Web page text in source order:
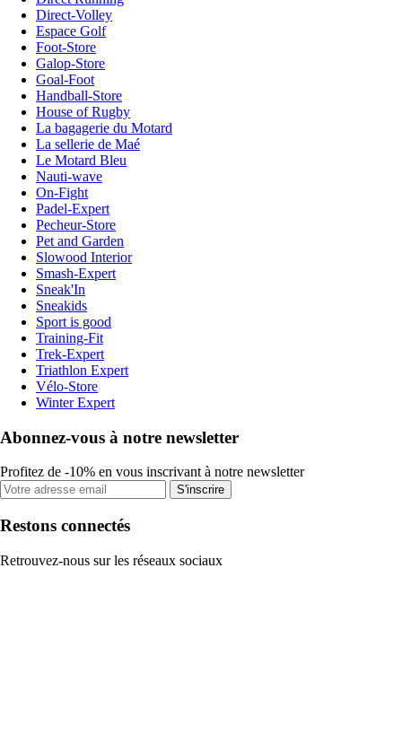
Direct-Volley
Espace Golf
Foot-Store
Galop-Store
Goal-Foot
Handball-Store
House of Rugby
La bagagerie du Motard
La sellerie de Maé
Le Motard Bleu
Nauti-wave
On-Fight
Padel-Expert
Pecheur-Store
Pet and Garden
Slowood Interior
Smash-Expert
Sneak'In
Sneakids
Sport is good
Training-Fit
Trek-Expert
Triathlon Expert
Vélo-Store
Winter Expert
Abonnez-vous à notre newsletter
Profitez de -10% en vous inscrivant à notre newsletter
S'inscrire
Restons connectés
Retrouvez-nous sur les réseaux sociaux